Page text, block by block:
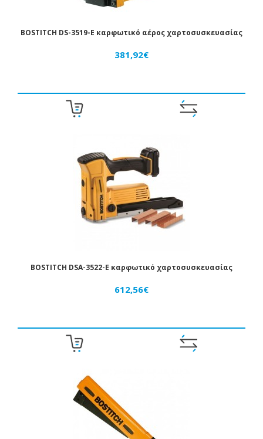
BOSTITCH DS-3519-E καρφωτικό αέρος χαρτοσυσκευασίας
381,92€
BOSTITCH DSA-3522-E καρφωτικό χαρτοσυσκευασίας
612,56€